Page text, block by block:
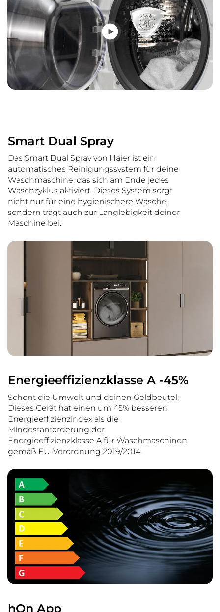
Smart Dual Spray
Das Smart Dual Spray von Haier ist ein
automatisches Reinigungssystem für deine
Waschmaschine, das sich am Ende jedes
Waschzyklus aktiviert. Dieses System sorgt
nicht nur für eine hygienischere Wäsche,
sondern trägt auch zur Langlebigkeit deiner
Maschine bei.
Energieeffizienzklasse A -45%
Schont die Umwelt und deinen Geldbeutel:
Dieses Gerät hat einen um 45% besseren
Energieeffizienzindex als die
Mindestanforderung der
Energieeffizienzklasse A für Waschmaschinen
gemäß EU-Verordnung 2019/2014.
hOn App